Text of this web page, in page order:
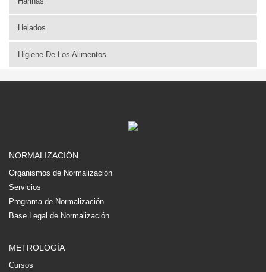
Helados
Higiene De Los Alimentos
NORMALIZACIÓN
Organismos de Normalización
Servicios
Programa de Normalización
Base Legal de Normalización
METROLOGÍA
Cursos